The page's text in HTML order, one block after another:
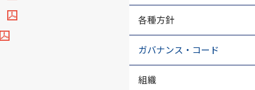
社会学科の教育方針
英語英文学科の教育方針
法学部の教育方針
各種方針
ガバナンス・コード
組織